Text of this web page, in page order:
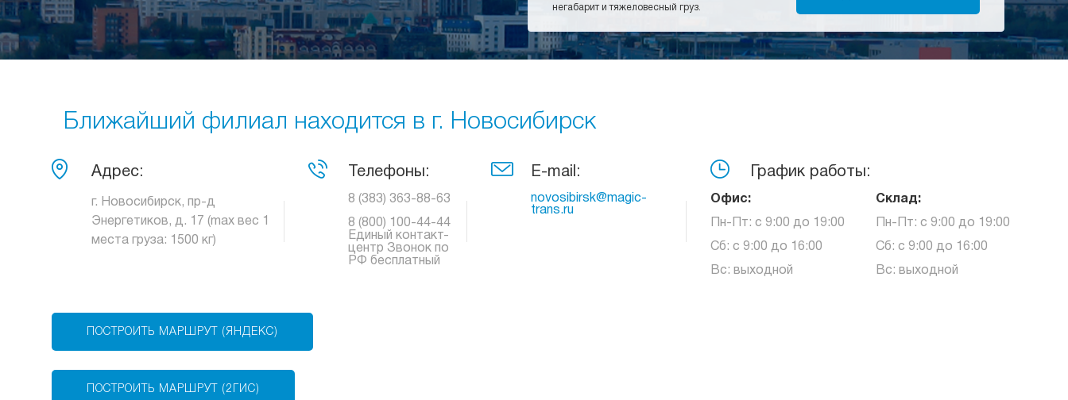
негабарит и тяжеловесный груз.
Ближайший филиал находится в г. Новосибирск
Адрес:
г. Новосибирск, пр-д
Энергетиков, д. 17 (max вес 1
места груза: 1500 кг)
Телефоны:
8 (383) 363-88-63
8 (800) 100-44-44
Единый контакт-
центр Звонок по
РФ бесплатный
E-mail:
novosibirsk@magic-
trans.ru
График работы:
Офис:
Пн-Пт: с 9:00 до 19:00
Сб: с 9:00 до 16:00
Вс: выходной
Склад:
Пн-Пт: с 9:00 до 19:00
Сб: с 9:00 до 16:00
Вс: выходной
ПОСТРОИТЬ МАРШРУТ (ЯНДЕКС)
ПОСТРОИТЬ МАРШРУТ (2ГИС)